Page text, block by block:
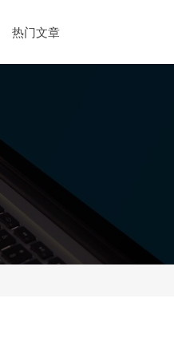
热门文章